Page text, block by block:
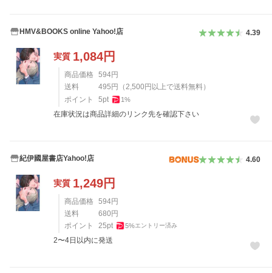
HMV&BOOKS online Yahoo!店 4.39
実質 1,084円
商品価格 594円
送料
495 円 （2,500 円以上で送料無料）
ポイント
5pt 1%
在庫状況は商品詳細のリンク先を確認下さい
紀伊國屋書店Yahoo!店 4.60
実質 1,249円
商品価格 594円
送料
680 円
ポイント
25pt 5%エントリー済み
2〜4日以内に発送